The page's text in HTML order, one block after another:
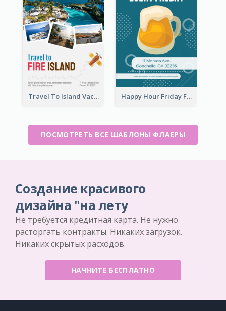
Travel To Island Vacation Flyer Happy Hour Friday Flyer
ПОСМОТРЕТЬ ВСЕ ШАБЛОНЫ ФЛАЕРЫ
Создание красивого
дизайна "на лету
Не требуется кредитная карта. Не нужно
расторгать контракты. Никаких загрузок.
Никаких скрытых расходов.
НАЧНИТЕ БЕСПЛАТНО